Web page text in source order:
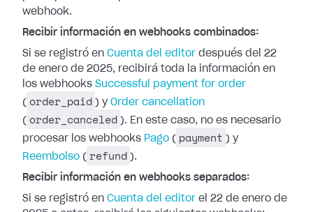
webhook.
Recibir información en webhooks combinados:
Si se registró en Cuenta del editor después del 22
de enero de 2025, recibirá toda la información en
los webhooks Successful payment for order
( order_paid ) y Order cancellation
( order_canceled ). En este caso, no es necesario
procesar los webhooks Pago ( payment ) y
Reembolso ( refund ).
Recibir información en webhooks separados:
Si se registró en Cuenta del editor el 22 de enero de